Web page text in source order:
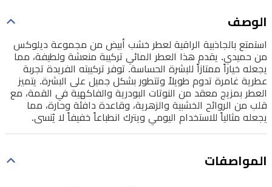
منعشة
مما
يجعله
خياراً
ممتازاً
للبشرة
توفر
الوصف
استمتع بالجاذبية الراقية لعطر خشب أبيض من مجموعة ديلوكس
من حميدي. يقدم هذا العطر المائي تركيبة منعشة ولطيفة، مما
يجعله خياراً ممتازاً للبشرة الحساسة. توفر تركيبته الفريدة تجربة
عطرية غامرة تدوم طويلاً وتتطور بشكل جميل على البشرة. يتميز
العطر بمزيج معقد من النوتات البودرية والفاكهية في القمة، مع
قلب من الروائح الخشبية والزهرية، وقاعدة دافئة وحارة، مما
يجعله مثالياً للاستخدام اليومي ويترك انطباعاً خفيفاً لا يُنسى.
المواصفات